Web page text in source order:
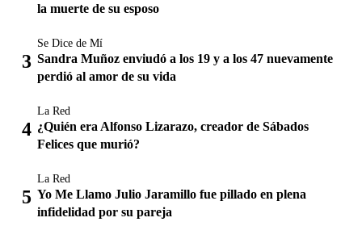
la muerte de su esposo
Se Dice de Mí
Sandra Muñoz enviudó a los 19 y a los 47 nuevamente
perdió al amor de su vida
La Red
¿Quién era Alfonso Lizarazo, creador de Sábados
Felices que murió?
La Red
Yo Me Llamo Julio Jaramillo fue pillado en plena
infidelidad por su pareja